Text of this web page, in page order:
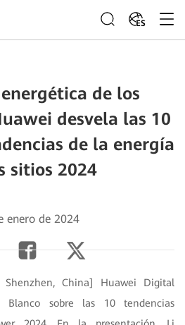
ES
de los
desvela las 10
de la energía
sitios 2024
enero de 2024
China] Huawei Digital
sobre las 10 tendencias